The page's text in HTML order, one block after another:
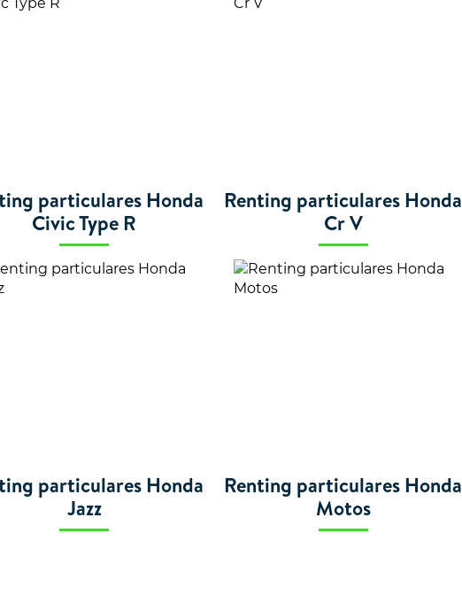
particulares Honda
Civic Type R
Renting particulares Honda
Cr V
particulares Honda
Jazz
Renting particulares Honda
Motos